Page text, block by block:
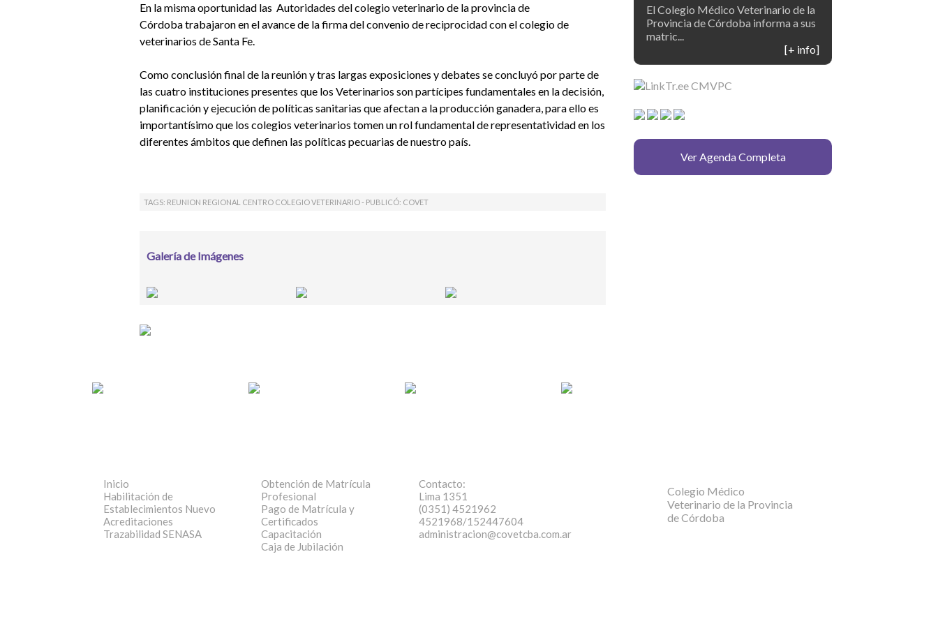
En la misma oportunidad las Autoridades del colegio veterinario de la provincia de
Córdoba trabajaron en el avance de la firma del convenio de reciprocidad con el colegio de
veterinarios de Santa Fe.
Como conclusión final de la reunión y tras largas exposiciones y debates se concluyó por parte de
las cuatro instituciones presentes que los Veterinarios son partícipes fundamentales en la decisión,
planificación y ejecución de políticas sanitarias que afectan a la producción ganadera, para ello es
importantísimo que los colegios veterinarios tomen un rol fundamental de representatividad en los
diferentes ámbitos que definen las políticas pecuarias de nuestro país.
TAGS: REUNION REGIONAL CENTRO COLEGIO VETERINARIO - PUBLICÓ: COVET
Galería de Imágenes
El Colegio Médico Veterinario de la
Provincia de Córdoba informa a sus
matric...
[+ info]
Ver Agenda Completa
Inicio
Habilitación de
Establecimientos Nuevo
Acreditaciones
Trazabilidad SENASA
Obtención de Matrícula
Profesional
Pago de Matrícula y
Certificados
Capacitación
Caja de Jubilación
Contacto:
Lima 1351
(0351) 4521962
4521968/152447604
administracion@covetcba.com.ar
Colegio Médico
Veterinario de la Provincia
de Córdoba